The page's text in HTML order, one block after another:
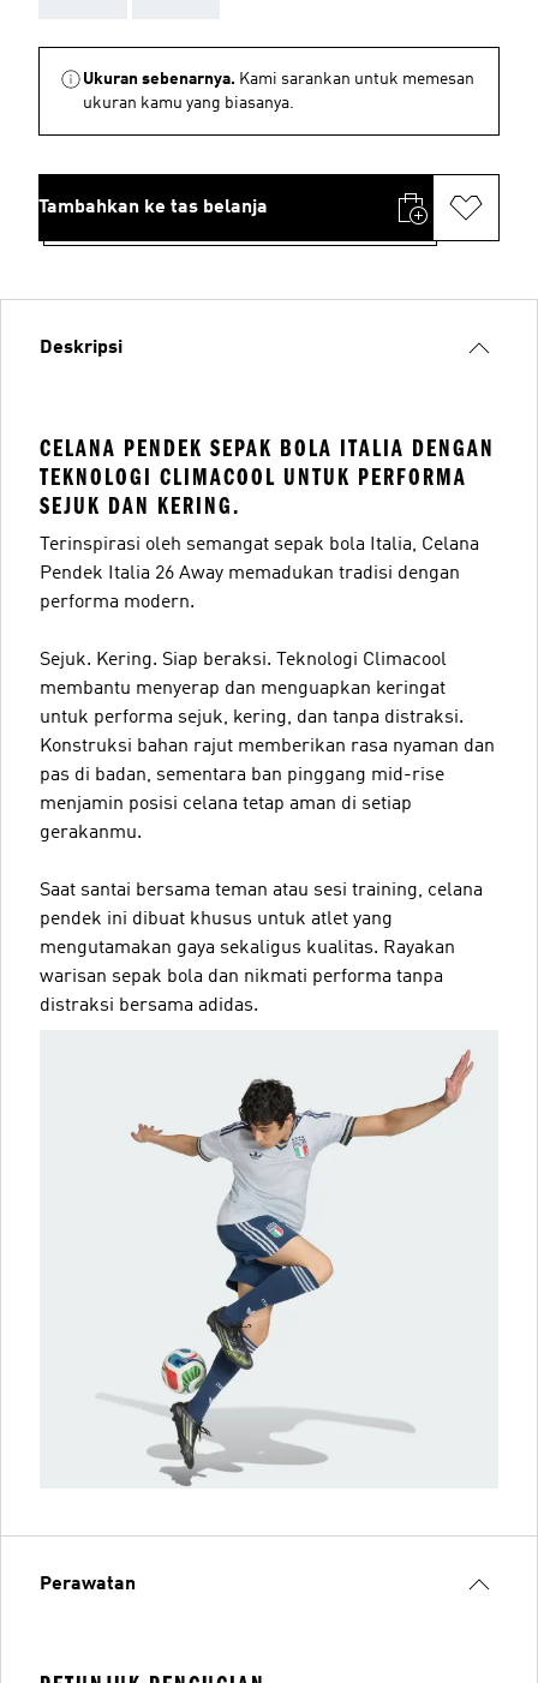
Ukuran sebenarnya. Kami sarankan untuk memesan
ukuran kamu yang biasanya.
Tambahkan ke tas belanja
Deskripsi
CELANA PENDEK SEPAK BOLA ITALIA DENGAN
TEKNOLOGI CLIMACOOL UNTUK PERFORMA
SEJUK DAN KERING.
Terinspirasi oleh semangat sepak bola Italia, Celana
Pendek Italia 26 Away memadukan tradisi dengan
performa modern.
Sejuk. Kering. Siap beraksi. Teknologi Climacool
membantu menyerap dan menguapkan keringat
untuk performa sejuk, kering, dan tanpa distraksi.
Konstruksi bahan rajut memberikan rasa nyaman dan
pas di badan, sementara ban pinggang mid-rise
menjamin posisi celana tetap aman di setiap
gerakanmu.
Saat santai bersama teman atau sesi training, celana
pendek ini dibuat khusus untuk atlet yang
mengutamakan gaya sekaligus kualitas. Rayakan
warisan sepak bola dan nikmati performa tanpa
distraksi bersama adidas.
Perawatan